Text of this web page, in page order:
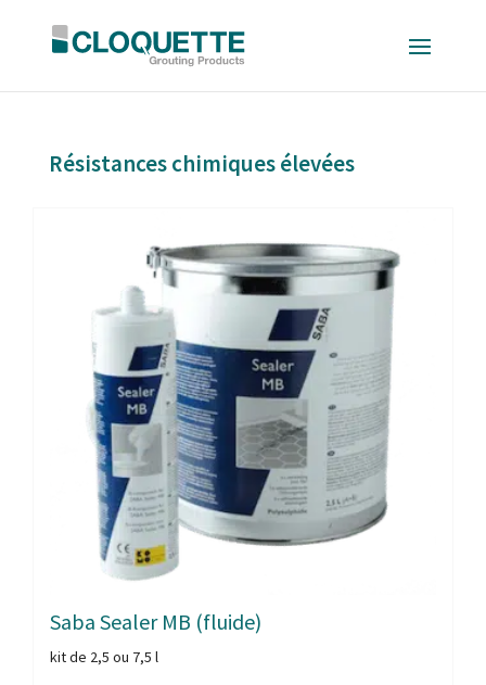
Résistances chimiques élevées
Saba Sealer MB (fluide)
kit de 2,5 ou 7,5 l